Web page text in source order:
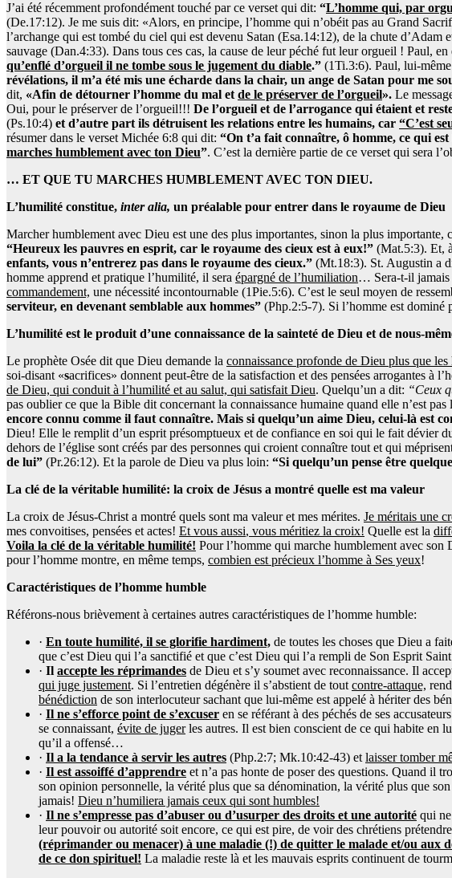
J’ai été récemment profondément touché par ce verset qui dit: “L’homme qui, par
(De.17:12). Je me suis dit: «Alors, en principe, l’homme qui n’obéit pas au Grand
l’archange qui est tombé du ciel qui est devenu Satan (Esa.14:12), de la chute
sauvage (Dan.4:33). Dans tous ces cas, la cause de leur péché fut leur orgueil ! Paul,
qu’enflé d’orgueil il ne tombe sous le jugement du diable.” (1Ti.3:6). Paul, lui-même
révélations, il m’a été mis une écharde dans la chair, un ange de Satan pour me
dit, «Afin de détourner l’homme du mal et de le préserver de l’orgueil». Le
Oui, pour le préserver de l’orgueil!!! De l’orgueil et de l’arrogance qui étaient et
(Ps.10:4) et d’autre part ils détruisent les relations entre les humains, car “C’est
résumer dans le verset Michée 6:8 qui dit: “On t’a fait connaître, ô homme, ce qui
marches humblement avec ton Dieu”. C’est la dernière partie de ce verset qui sera
… ET QUE TU MARCHES HUMBLEMENT AVEC TON DIEU.
L’humilité constitue, inter alia, un préalable pour entrer dans le royaume de Dieu
Marcher humblement avec Dieu est une des plus importantes, sinon la plus
“Heureux les pauvres en esprit, car le royaume des cieux est à eux!” (Mat.5:3). Et,
enfants, vous n’entrerez pas dans le royaume des cieux.” (Mt.18:3). St. Augustin a
homme apprend et pratique l’humilité, il sera épargné de l’humiliation… Sera-t-il jamais
commandement, une nécessité incontournable (1Pie.5:6). C’est le seul moyen de
serviteur, en devenant semblable aux hommes” (Php.2:5-7). Si l’homme est dominé
L’humilité est le produit d’une connaissance de la sainteté de Dieu et de nous-
Le prophète Osée dit que Dieu demande la connaissance profonde de Dieu plus que les
soi-disant «sacrifices» donnent peut-être de la satisfaction et des pensées arrogantes à
de Dieu, qui conduit à l’humilité et au salut, qui satisfait Dieu. Quelqu’un a dit: “Ceux
pas oublier ce que la Bible dit concernant la connaissance humaine quand elle n’est pas
encore connu comme il faut connaître. Mais si quelqu’un aime Dieu, celui-là est
Dieu! Elle le remplit d’un esprit présomptueux et de confiance en soi qui le fait dévier
dehors de l’église sont créés par des personnes qui croient connaître tout et qui
de lui” (Pr.26:12). Et la parole de Dieu va plus loin: “Si quelqu’un pense être
La clé de la véritable humilité: la croix de Jésus a montré quelle est ma valeur
La croix de Jésus-Christ a montré quels sont ma valeur et mes mérites. Je méritais une
mes convoitises, pensées et actes! Et vous aussi, vous méritiez la croix! Quelle est la
Voila la clé de la véritable humilité! Pour l’homme qui marche humblement avec
pour l’homme montre, en même temps, combien est précieux l’homme à Ses yeux!
Caractéristiques de l’homme humble
Référons-nous brièvement à certaines autres caractéristiques de l’homme humble:
· En toute humilité, il se glorifie hardiment, de toutes les choses que Dieu a
que c’est Dieu qui l’a sanctifié et que c’est Dieu qui l’a rempli de Son Esprit
· Il accepte les réprimandes de Dieu et s’y soumet avec reconnaissance. Il
qui juge justement. Si l’entretien dégénère il s’abstient de tout contre-attaque,
bénédiction de son interlocuteur sachant que lui-même est appelé à hériter des
· Il ne s’efforce point de s’excuser en se référant à des péchés de ses
se connaissant, évite de jugerles autres. Il est bien conscient de ce qui habite en
qu’il a offensé…
· Il a la tendance à servir les autres (Php.2:7; Mk.10:42-43) et laisser tomber
· Il est assoiffé d’apprendre et n’a pas honte de poser des questions. Quand il
son opinion personnelle, la vérité plus que sa dénomination, la vérité plus que
jamais! Dieu n’humiliera jamais ceux qui sont humbles!
· Il ne s’empresse pas d’abuser ou d’usurper des droits et une autorité qui
leur pouvoir ou autorité soit encore, ce qui est pire, de voir des chrétiens
(réprimander ou menacer) à une maladie (!) de quitter le malade et/ou aux
de ce don spirituel! La maladie reste là et les mauvais esprits continuent de